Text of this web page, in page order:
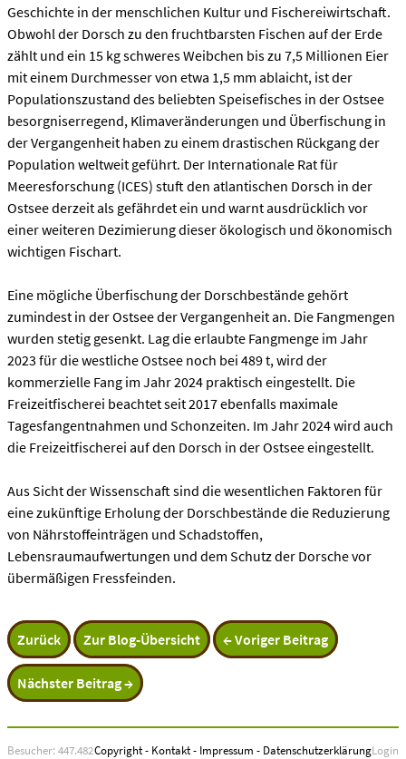
Geschichte in der menschlichen Kultur und Fischereiwirtschaft.
Obwohl der Dorsch zu den fruchtbarsten Fischen auf der Erde
zählt und ein 15 kg schweres Weibchen bis zu 7,5 Millionen Eier
mit einem Durchmesser von etwa 1,5 mm ablaicht, ist der
Populationszustand des beliebten Speisefisches in der Ostsee
besorgniserregend, Klimaveränderungen und Überfischung in
der Vergangenheit haben zu einem drastischen Rückgang der
Population weltweit geführt. Der Internationale Rat für
Meeresforschung (ICES) stuft den atlantischen Dorsch in der
Ostsee derzeit als gefährdet ein und warnt ausdrücklich vor
einer weiteren Dezimierung dieser ökologisch und ökonomisch
wichtigen Fischart.
Eine mögliche Überfischung der Dorschbestände gehört
zumindest in der Ostsee der Vergangenheit an. Die Fangmengen
wurden stetig gesenkt. Lag die erlaubte Fangmenge im Jahr
2023 für die westliche Ostsee noch bei 489 t, wird der
kommerzielle Fang im Jahr 2024 praktisch eingestellt. Die
Freizeitfischerei beachtet seit 2017 ebenfalls maximale
Tagesfangentnahmen und Schonzeiten. Im Jahr 2024 wird auch
die Freizeitfischerei auf den Dorsch in der Ostsee eingestellt.
Aus Sicht der Wissenschaft sind die wesentlichen Faktoren für
eine zukünftige Erholung der Dorschbestände die Reduzierung
von Nährstoffeinträgen und Schadstoffen,
Lebensraumaufwertungen und dem Schutz der Dorsche vor
übermäßigen Fressfeinden.
Zurück Zur Blog-Übersicht ← Voriger Beitrag
Nächster Beitrag →
Besucher: 447.482 Login
Copyright- Kontakt- Impressum - Datenschutzerklärung